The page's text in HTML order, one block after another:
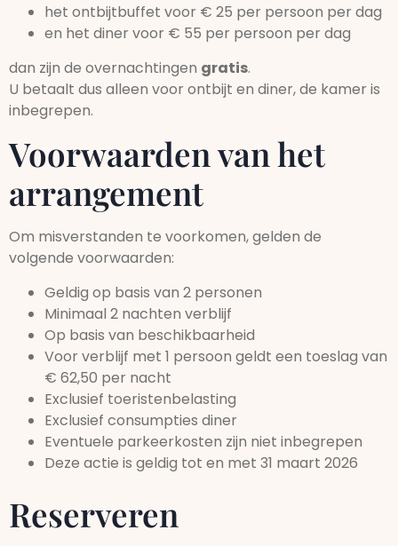
het ontbijtbuffet voor € 25 per persoon per dag
en het diner voor € 55 per persoon per dag
dan zijn de overnachtingen gratis.
U betaalt dus alleen voor ontbijt en diner, de kamer is
inbegrepen.
Voorwaarden van het
arrangement
Om misverstanden te voorkomen, gelden de
volgende voorwaarden:
Geldig op basis van 2 personen
Minimaal 2 nachten verblijf
Op basis van beschikbaarheid
Voor verblijf met 1 persoon geldt een toeslag van
€ 62,50 per nacht
Exclusief toeristenbelasting
Exclusief consumpties diner
Eventuele parkeerkosten zijn niet inbegrepen
Deze actie is geldig tot en met 31 maart 2026
Reserveren